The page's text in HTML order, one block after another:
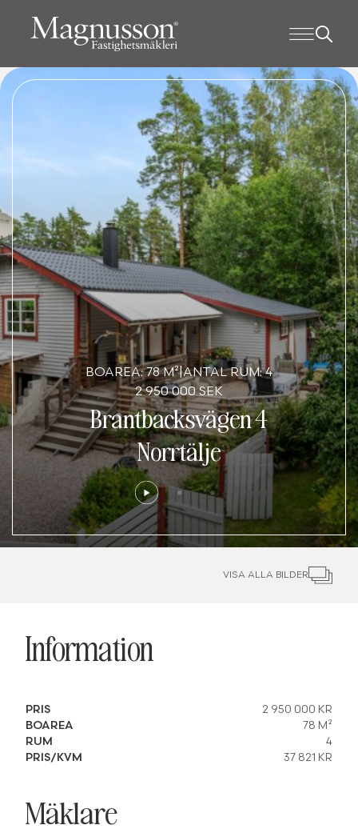
BOAREA: 78 M²|ANTAL RUM: 4
2 950 000 SEK
Brantbacksvägen 4
Norrtälje
VISA ALLA BILDER
Information
PRIS
2 950 000 KR
BOAREA
78 M²
RUM
4
PRIS/KVM
37 821 KR
Mäklare